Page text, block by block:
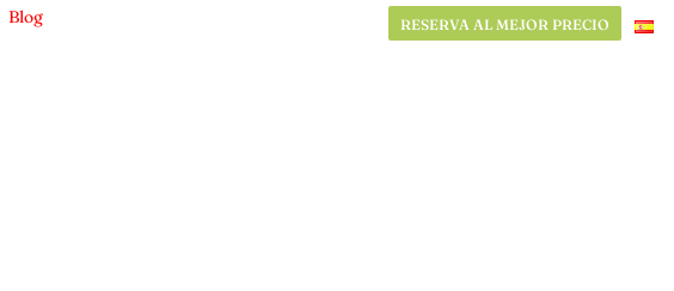
Blog RESERVA AL MEJOR PRECIO
Blog RESERVA AL MEJOR PRECIO